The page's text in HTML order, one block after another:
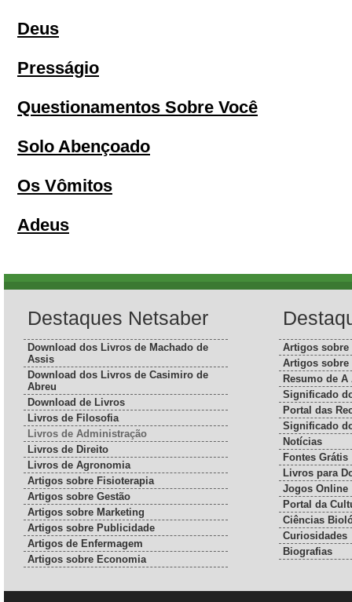
Deus
Presságio
Questionamentos Sobre Você
Solo Abençoado
Os Vômitos
Adeus
Destaques Netsaber
Download dos Livros de Machado de
Assis
Download dos Livros de Casimiro de
Abreu
Download de Livros
Livros de Filosofia
Livros de Administração
Livros de Direito
Livros de Agronomia
Artigos sobre Fisioterapia
Artigos sobre Gestão
Artigos sobre Marketing
Artigos sobre Publicidade
Artigos de Enfermagem
Artigos sobre Economia
Artigos sobre
Artigos sobre
Resumo de A
Significado
Portal das
Significado
Notícias
Fontes Grátis
Livros para
Jogos Online
Portal da
Ciências
Curiosidades
Biografias